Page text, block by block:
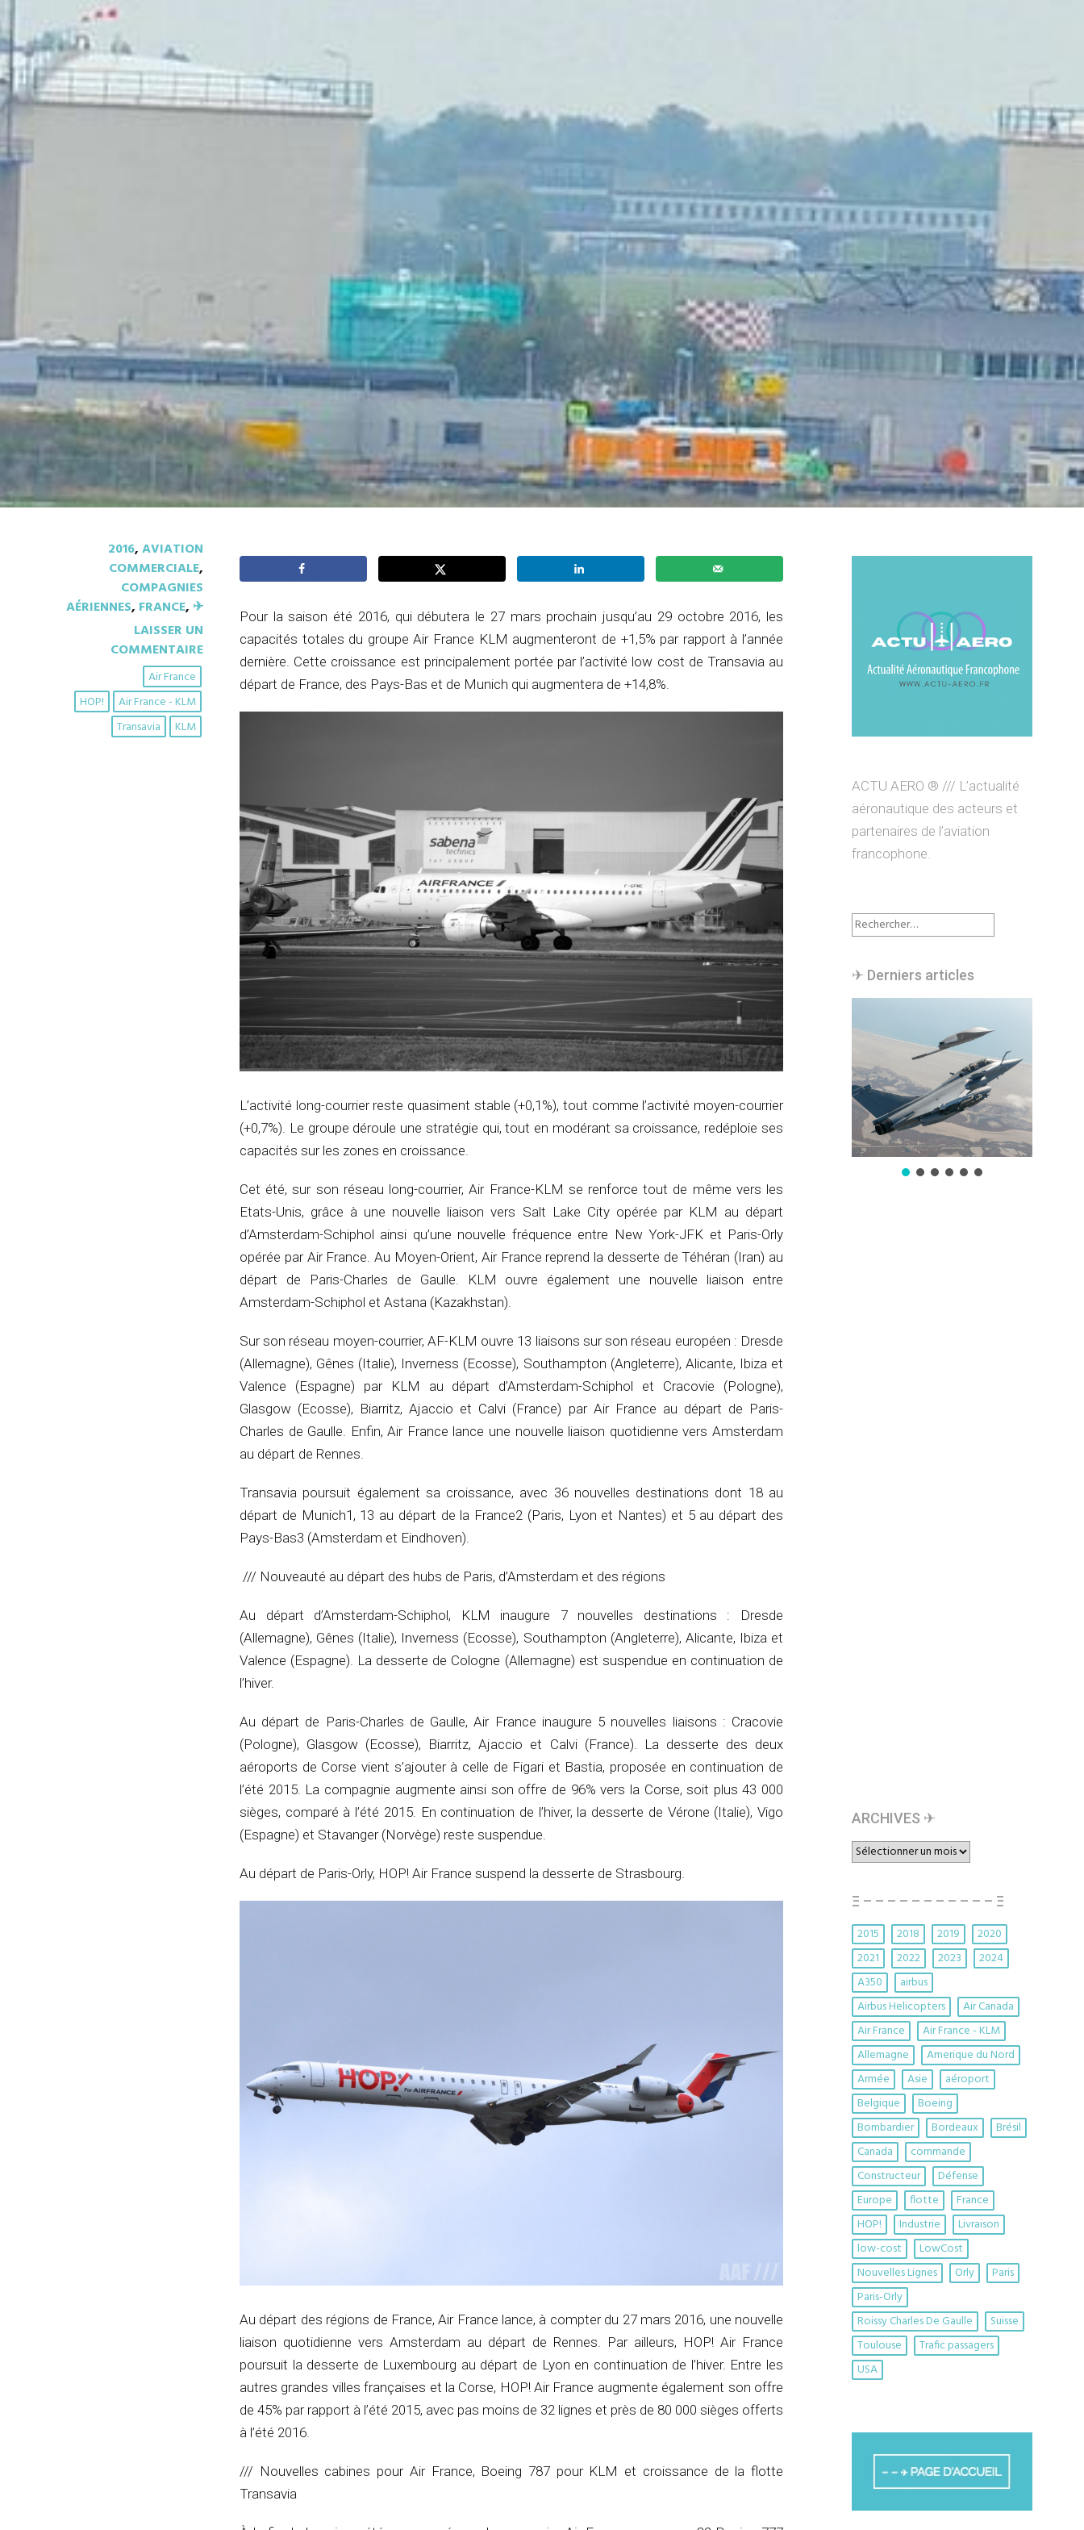
/// Air France-KLM met le paquet sur le réseau européen pour l’été
2016
10 mars 2016
2016,AVIATION
COMMERCIALE,
COMPAGNIES
AÉRIENNES, FRANCE, ✈︎
LAISSER UN
COMMENTAIRE
Air France
Air France - KLM
HOP!
KLM
Transavia
Pour la saison été 2016, qui débutera le 27 mars prochain jusqu’au 29 octobre 2016, les
capacités totales du groupe Air France KLM augmenteront de +1,5% par rapport à l’année
dernière. Cette croissance est principalement portée par l’activité low cost de Transavia au
départ de France, des Pays-Bas et de Munich qui augmentera de +14,8%.
L’activité long-courrier reste quasiment stable (+0,1%), tout comme l’activité moyen-courrier
(+0,7%). Le groupe déroule une stratégie qui, tout en modérant sa croissance, redéploie ses
capacités sur les zones en croissance.
Cet été, sur son réseau long-courrier, Air France-KLM se renforce tout de même vers les
Etats-Unis, grâce à une nouvelle liaison vers Salt Lake City opérée par KLM au départ
d’Amsterdam-Schiphol ainsi qu’une nouvelle fréquence entre New York-JFK et Paris-Orly
opérée par Air France. Au Moyen-Orient, Air France reprend la desserte de Téhéran (Iran) au
départ de Paris-Charles de Gaulle. KLM ouvre également une nouvelle liaison entre
Amsterdam-Schiphol et Astana (Kazakhstan).
Sur son réseau moyen-courrier, AF-KLM ouvre 13 liaisons sur son réseau européen : Dresde
(Allemagne), Gênes (Italie), Inverness (Ecosse), Southampton (Angleterre), Alicante, Ibiza et
Valence (Espagne) par KLM au départ d’Amsterdam-Schiphol et Cracovie (Pologne),
Glasgow (Ecosse), Biarritz, Ajaccio et Calvi (France) par Air France au départ de Paris-
Charles de Gaulle. Enfin, Air France lance une nouvelle liaison quotidienne vers Amsterdam
au départ de Rennes.
Transavia poursuit également sa croissance, avec 36 nouvelles destinations dont 18 au
départ de Munich1, 13 au départ de la France2 (Paris, Lyon et Nantes) et 5 au départ des
Pays-Bas3 (Amsterdam et Eindhoven).
/// Nouveauté au départ des hubs de Paris, d’Amsterdam et des régions
Au départ d’Amsterdam-Schiphol, KLM inaugure 7 nouvelles destinations : Dresde
(Allemagne), Gênes (Italie), Inverness (Ecosse), Southampton (Angleterre), Alicante, Ibiza et
Valence (Espagne). La desserte de Cologne (Allemagne) est suspendue en continuation de
l’hiver.
Au départ de Paris-Charles de Gaulle, Air France inaugure 5 nouvelles liaisons : Cracovie
(Pologne), Glasgow (Ecosse), Biarritz, Ajaccio et Calvi (France). La desserte des deux
aéroports de Corse vient s’ajouter à celle de Figari et Bastia, proposée en continuation de
l’été 2015. La compagnie augmente ainsi son offre de 96% vers la Corse, soit plus 43 000
sièges, comparé à l’été 2015. En continuation de l’hiver, la desserte de Vérone (Italie), Vigo
(Espagne) et Stavanger (Norvège) reste suspendue.
Au départ de Paris-Orly, HOP! Air France suspend la desserte de Strasbourg.
Au départ des régions de France, Air France lance, à compter du 27 mars 2016, une nouvelle
liaison quotidienne vers Amsterdam au départ de Rennes. Par ailleurs, HOP! Air France
poursuit la desserte de Luxembourg au départ de Lyon en continuation de l’hiver. Entre les
autres grandes villes françaises et la Corse, HOP! Air France augmente également son offre
de 45% par rapport à l’été 2015, avec pas moins de 32 lignes et près de 80 000 sièges offerts
à l’été 2016.
/// Nouvelles cabines pour Air France, Boeing 787 pour KLM et croissance de la flotte
Transavia
ACTU AERO ® /// L’actualité
aéronautique des acteurs et
partenaires de l’aviation
francophone.
Rechercher :
✈︎ Derniers articles
ARCHIVES ✈︎
ARCHIVES
✈︎
Ξ – – – – – – – – – – – Ξ
2015 2018 2019
2020
2021
2022 2023
2024
A350
airbus
Airbus Helicopters
Air Canada
Air France
Air France - KLM
Allemagne
Amerique du Nord
Armée
Asie
aéroport
Belgique
Boeing
Bombardier
Bordeaux
Brésil
Canada
commande
Constructeur
Défense
Europe
flotte
France
HOP!
Industrie
Livraison
low-cost
LowCost
Nouvelles Lignes
Orly
Paris
Paris-Orly
Roissy Charles De Gaulle
Suisse
Toulouse
Trafic passagers
USA